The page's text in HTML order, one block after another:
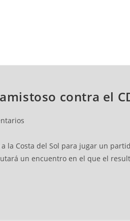
contra el
la Costa del Sol para jugar un
un encuentro en el que el